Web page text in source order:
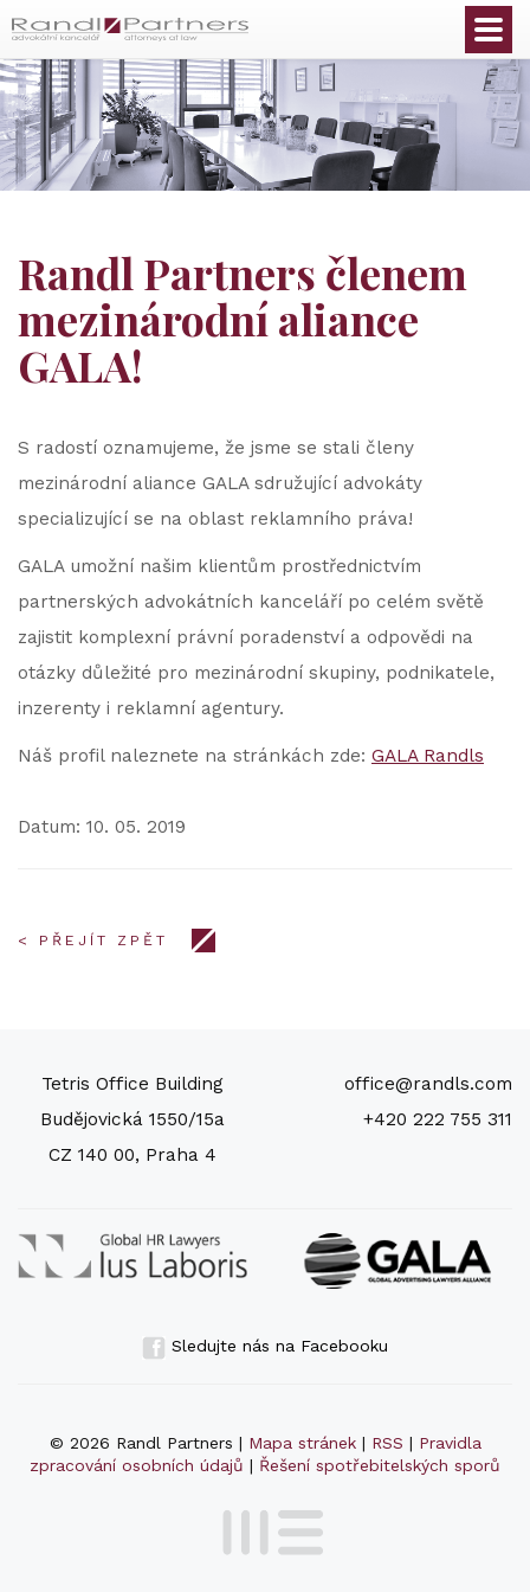
Randl Partners členem
mezinárodní aliance
GALA!
S radostí oznamujeme, že jsme se stali členy
mezinárodní aliance GALA sdružující advokáty
specializující se na oblast reklamního práva!
GALA umožní našim klientům prostřednictvím
partnerských advokátních kanceláří po celém světě
zajistit komplexní právní poradenství a odpovědi na
otázky důležité pro mezinárodní skupiny, podnikatele,
inzerenty i reklamní agentury.
Náš profil naleznete na stránkách zde: GALA Randls
Datum: 10. 05. 2019
< PŘEJÍT ZPĚT
Tetris Office Building
Budějovická 1550/15a
CZ 140 00, Praha 4
office@randls.com
+420 222 755 311
Sledujte nás na Facebooku
© 2026 Randl Partners | Mapa stránek| RSS | Pravidla
zpracování osobních údajů | Řešení spotřebitelských sporů
Čeština